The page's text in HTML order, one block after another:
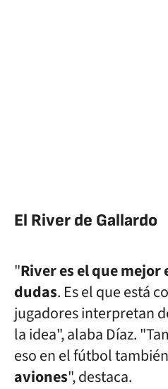
El River de Gallardo
"River es el que
dudas. Es el que está
jugadores interpretan
la idea", alaba Díaz.
eso en el fútbol
aviones", destaca.